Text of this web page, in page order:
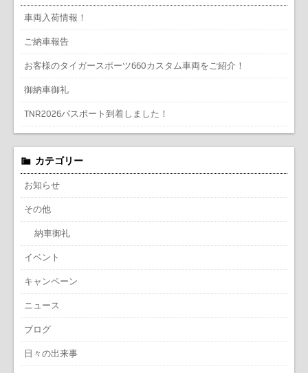
車両入荷情報！
ご納車報告
お客様のタイガースポーツ660カスタム車両をご紹介！
御納車御礼
TNR2026パスポート到着しました！
カテゴリー
お知らせ
その他
納車御礼
イベント
キャンペーン
ニュース
ブログ
日々の出来事